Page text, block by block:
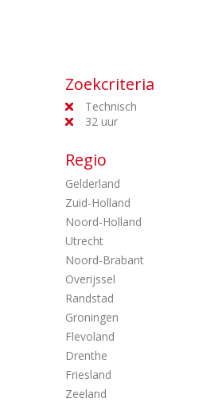
Zoekcriteria
Technisch
32 uur
Regio
Gelderland
Zuid-Holland
Noord-Holland
Utrecht
Noord-Brabant
Overijssel
Randstad
Groningen
Flevoland
Drenthe
Friesland
Zeeland